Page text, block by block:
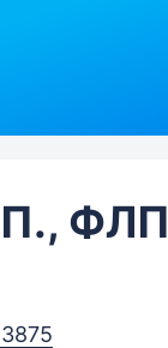
ФЛП